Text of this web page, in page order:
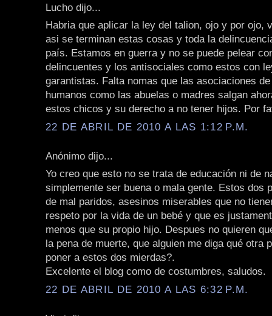
Lucho dijo...
Habria que aplicar la ley del talion, ojo y por ojo,
asi se terminan estas cosas y toda la
país. Estamos en guerra y no se puede pelear
delincuentes y los antisociales como estos con
garantistas. Falta nomas que las asociaciones
humanos como las abuelas o madres salgan
estos chicos y su derecho a no tener hijos. Por
22 DE ABRIL DE 2010 A LAS 1:12 P.M.
Anónimo dijo...
Yo creo que esto no se trata de educación ni de
simplemente ser buena o mala gente. Estos dos
de mal paridos, asesinos miserables que no
respeto por la vida de un bebé y que es
menos que su propio hijo. Despues no quieren
la pena de muerte, que alguien me diga qué otra
poner a estos dos mierdas?.
Excelente el blog como de costumbres, saludos.
22 DE ABRIL DE 2010 A LAS 6:32 P.M.